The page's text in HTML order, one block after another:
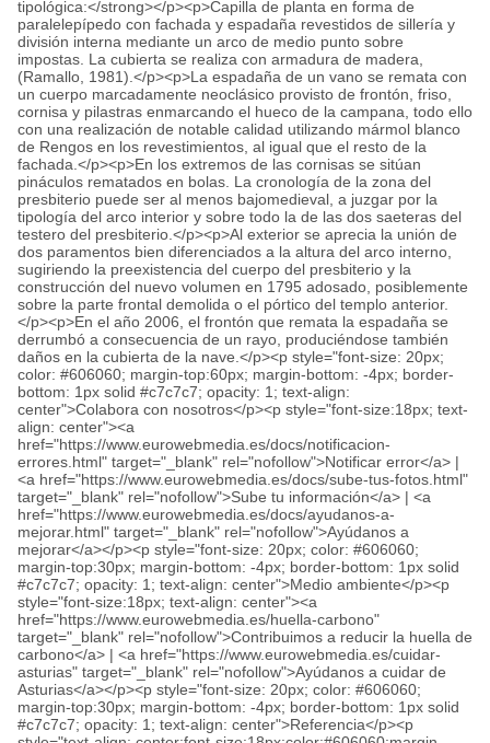
tipológica:</strong></p><p>Capilla de planta en forma de
paralelepípedo con fachada y espadaña revestidos de sillería y
división interna mediante un arco de medio punto sobre
impostas. La cubierta se realiza con armadura de madera,
(Ramallo, 1981).</p><p>La espadaña de un vano se remata con
un cuerpo marcadamente neoclásico provisto de frontón, friso,
cornisa y pilastras enmarcando el hueco de la campana, todo ello
con una realización de notable calidad utilizando mármol blanco
de Rengos en los revestimientos, al igual que el resto de la
fachada.</p><p>En los extremos de las cornisas se sitúan
pináculos rematados en bolas. La cronología de la zona del
presbiterio puede ser al menos bajomedieval, a juzgar por la
tipología del arco interior y sobre todo la de las dos saeteras del
testero del presbiterio.</p><p>Al exterior se aprecia la unión de
dos paramentos bien diferenciados a la altura del arco interno,
sugiriendo la preexistencia del cuerpo del presbiterio y la
construcción del nuevo volumen en 1795 adosado, posiblemente
sobre la parte frontal demolida o el pórtico del templo anterior.
</p><p>En el año 2006, el frontón que remata la espadaña se
derrumbó a consecuencia de un rayo, produciéndose también
daños en la cubierta de la nave.</p><p style="font-size: 20px;
color: #606060; margin-top:60px; margin-bottom: -4px; border-
bottom: 1px solid #c7c7c7; opacity: 1; text-align:
center">Colabora con nosotros</p><p style="font-size:18px; text-
align: center"><a
href="https://www.eurowebmedia.es/docs/notificacion-
errores.html" target="_blank" rel="nofollow">Notificar error</a> |
<a href="https://www.eurowebmedia.es/docs/sube-tus-fotos.html"
target="_blank" rel="nofollow">Sube tu información</a> | <a
href="https://www.eurowebmedia.es/docs/ayudanos-a-
mejorar.html" target="_blank" rel="nofollow">Ayúdanos a
mejorar</a></p><p style="font-size: 20px; color: #606060;
margin-top:30px; margin-bottom: -4px; border-bottom: 1px solid
#c7c7c7; opacity: 1; text-align: center">Medio ambiente</p><p
style="font-size:18px; text-align: center"><a
href="https://www.eurowebmedia.es/huella-carbono"
target="_blank" rel="nofollow">Contribuimos a reducir la huella de
carbono</a> | <a href="https://www.eurowebmedia.es/cuidar-
asturias" target="_blank" rel="nofollow">Ayúdanos a cuidar de
Asturias</a></p><p style="font-size: 20px; color: #606060;
margin-top:30px; margin-bottom: -4px; border-bottom: 1px solid
#c7c7c7; opacity: 1; text-align: center">Referencia</p><p